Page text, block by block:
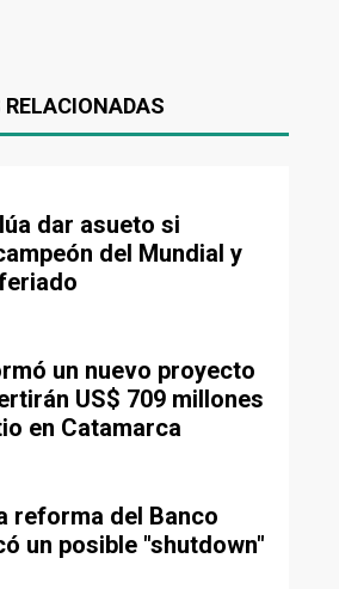
RELACIONADAS
dar asueto si
del Mundial y
un nuevo proyecto
US$ 709 millones
en Catamarca
reforma del Banco
un posible "shutdown"